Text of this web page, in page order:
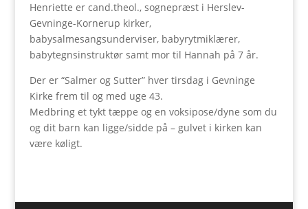
Henriette er cand.theol., sognepræst i Herslev-
Gevninge-Kornerup kirker,
babysalmesangsunderviser, babyrytmiklærer,
babytegnsinstruktør samt mor til Hannah på 7 år.
Der er “Salmer og Sutter” hver tirsdag i Gevninge
Kirke frem til og med uge 43.
Medbring et tykt tæppe og en voksipose/dyne som du
og dit barn kan ligge/sidde på – gulvet i kirken kan
være køligt.